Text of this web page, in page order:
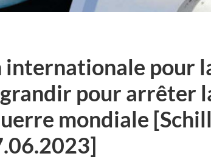
internationale pour
pour arrêter
mondiale